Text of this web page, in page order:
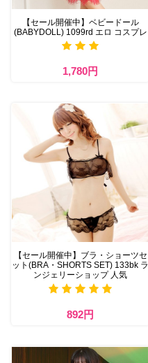
【セール開催中】ベビードール
(BABYDOLL) 1099rd エロ コスプレ
1,780円
【セール開催中】ブラ・ショーツセ
ット(BRA・SHORTS SET) 133bk ラ
ンジェリーショップ 人気
892円